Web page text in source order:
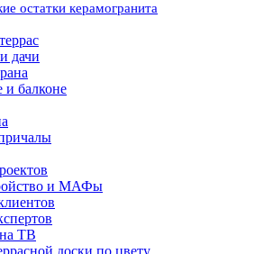
остатки керамогранита
дачи
и балконе
и МАФы
ТВ
доски по цвету